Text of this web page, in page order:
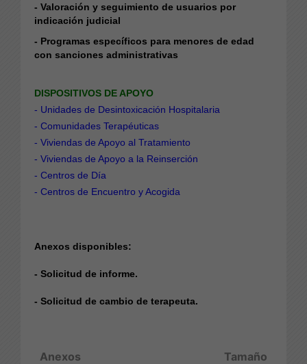
- Valoración y seguimiento de usuarios por
indicación judicial
- Programas específicos para menores de edad
con sanciones administrativas
DISPOSITIVOS DE APOYO
- Unidades de Desintoxicación Hospitalaria
- Comunidades Terapéuticas
- Viviendas de Apoyo al Tratamiento
- Viviendas de Apoyo a la Reinserción
- Centros de Día
- Centros de Encuentro y Acogida
Anexos disponibles:
- Solicitud de informe.
- Solicitud de cambio de terapeuta.
Anexos
Tamaño